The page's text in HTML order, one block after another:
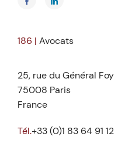
186 | Avocats
25, rue du Général Foy
75008 Paris
France
Tél.+33 (0)1 83 64 91 12